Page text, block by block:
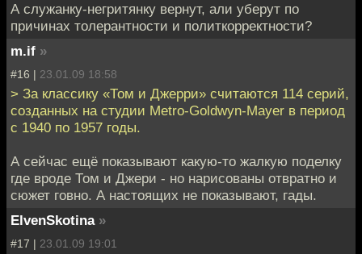
А служанку-негритянку вернут, али уберут по
причинах толерантности и политкорректности?
m.if »
#16 | 23.01.09 18:58
> За классику «Том и Джерри» считаются 114 серий,
созданных на студии Metro-Goldwyn-Mayer в период
с 1940 по 1957 годы.
А сейчас ещё показывают какую-то жалкую поделку
где вроде Том и Джери - но нарисованы отвратно и
сюжет говно. А настоящих не показывают, гады.
ElvenSkotina »
#17 | 23.01.09 19:01